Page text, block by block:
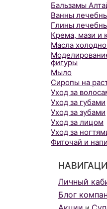
Бальзамы
Ванны
Глины
Крема, мази и
Масла
фигуры
Мыло
Сиропы на
Уход за
Уход за губами
Уход за зубами
Уход за лицом
Уход за
Фиточай и
Личный
Блог